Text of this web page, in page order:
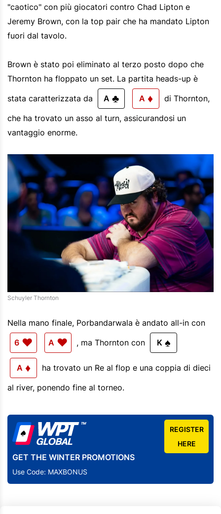
"caotico" con più giocatori contro Chad Lipton e
Jeremy Brown, con la top pair che ha mandato Lipton
fuori dal tavolo.
Brown è stato poi eliminato al terzo posto dopo che
Thornton ha floppato un set. La partita heads-up è
stata caratterizzata da
A ♣ A ♦
di Thornton,
che ha trovato un asso al turn, assicurandosi un
vantaggio enorme.
Schuyler Thornton
Nella mano finale, Porbandarwala è andato all-in con
6 ♥ A ♥ , ma Thornton con K ♠
A ♦
ha trovato un Re al flop e una coppia di dieci
al river, ponendo fine al torneo.
GET THE WINTER PROMOTIONS
Use Code: MAXBONUS
REGISTER
HERE